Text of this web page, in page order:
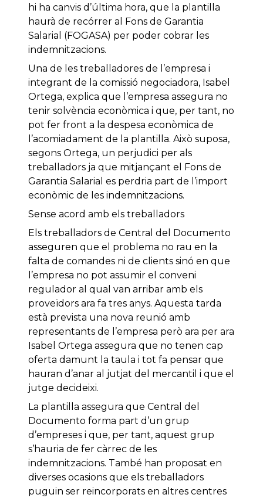
hi ha canvis d’última hora, que la plantilla
haurà de recórrer al Fons de Garantia
Salarial (FOGASA) per poder cobrar les
indemnitzacions.
Una de les treballadores de l’empresa i
integrant de la comissió negociadora, Isabel
Ortega, explica que l’empresa assegura no
tenir solvència econòmica i que, per tant, no
pot fer front a la despesa econòmica de
l’acomiadament de la plantilla. Això suposa,
segons Ortega, un perjudici per als
treballadors ja que mitjançant el Fons de
Garantia Salarial es perdria part de l’import
econòmic de les indemnitzacions.
Sense acord amb els treballadors
Els treballadors de Central del Documento
asseguren que el problema no rau en la
falta de comandes ni de clients sinó en que
l’empresa no pot assumir el conveni
regulador al qual van arribar amb els
proveïdors ara fa tres anys. Aquesta tarda
està prevista una nova reunió amb
representants de l’empresa però ara per ara
Isabel Ortega assegura que no tenen cap
oferta damunt la taula i tot fa pensar que
hauran d’anar al jutjat del mercantil i que el
jutge decideixi.
La plantilla assegura que Central del
Documento forma part d’un grup
d’empreses i que, per tant, aquest grup
s’hauria de fer càrrec de les
indemnitzacions. També han proposat en
diverses ocasions que els treballadors
puguin ser reincorporats en altres centres